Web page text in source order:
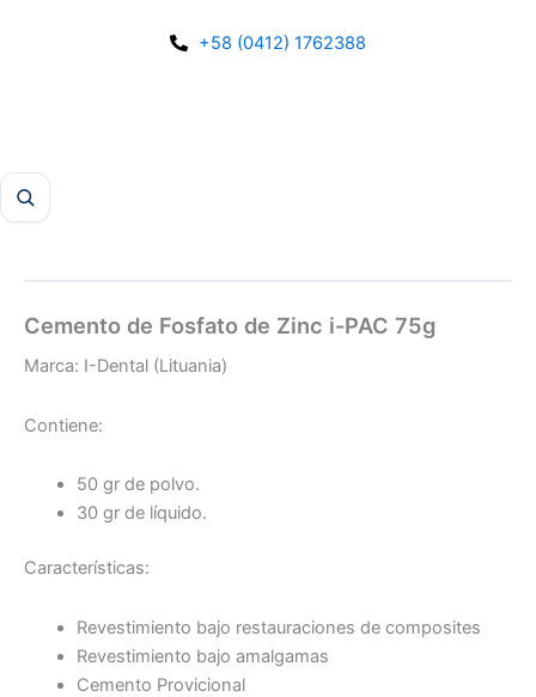
+58 (0412) 1762388
Cemento de Fosfato de Zinc i-PAC 75g
Marca: I-Dental (Lituania)
Contiene:
50 gr de polvo.
30 gr de líquido.
Características:
Revestimiento bajo restauraciones de composites
Revestimiento bajo amalgamas
Cemento Provicional